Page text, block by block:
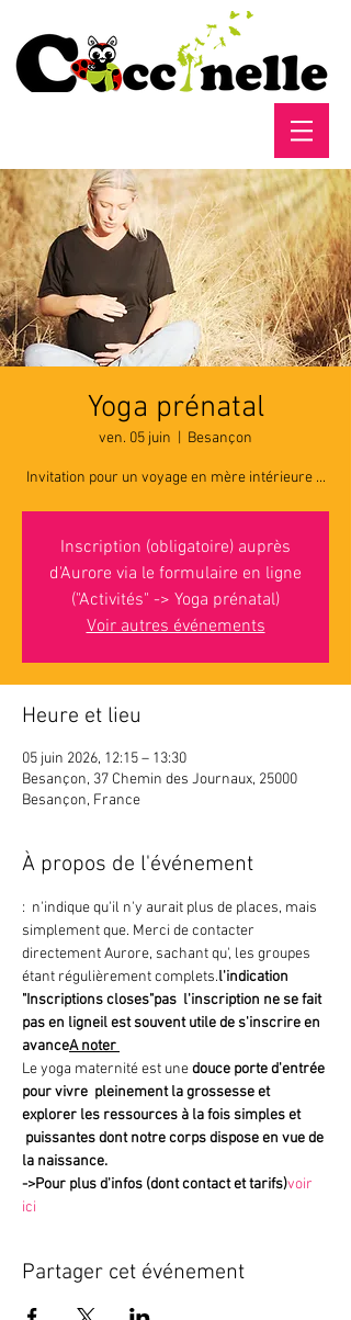
Yoga prénatal
ven. 05 juin Besançon
Invitation pour un voyage en mère intérieure ...
Inscription (obligatoire) auprès
d'Aurore via le formulaire en ligne
("Activités" -> Yoga prénatal)
Voir autres événements
Heure et lieu
05 juin 2026, 12:15 – 13:30
Besançon, 37 Chemin des Journaux, 25000
Besançon, France
À propos de l'événement
: n'indique qu'il n'y aurait plus de places, mais
simplement que. Merci de contacter
directement Aurore, sachant qu', les groupes
étant régulièrement complets.l'indication
"Inscriptions closes"pas l'inscription ne se fait
pas en ligneil est souvent utile de s'inscrire en
avanceA noter
Le yoga maternité est une douce porte d'entrée
pour vivre  pleinement la grossesse et
explorer les ressources à la fois simples et
puissantes dont notre corps dispose en vue de
la naissance.
->Pour plus d'infos (dont contact et tarifs)voir
ici
Partager cet événement